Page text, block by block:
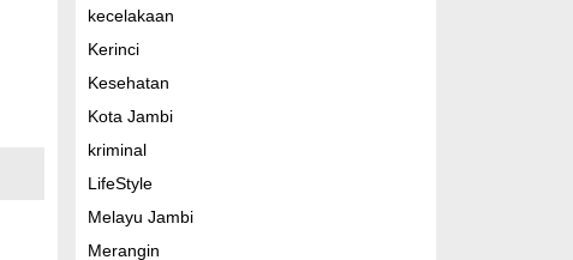
kecelakaan
Kerinci
Kesehatan
Kota Jambi
kriminal
LifeStyle
Melayu Jambi
Merangin